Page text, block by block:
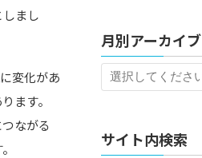
まし
変化があ
ます。
ながる
月別アーカイブ
サイト内検索